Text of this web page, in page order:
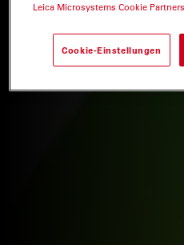
Leica Microsystems Cookie
Cookie-Einstellungen